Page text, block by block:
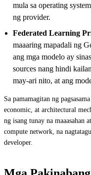
mula sa operating
ng provider.
Federated Learning
maaaring mapadali ng
ang mga modelo ay
sources nang hindi
may-ari nito, at ang
Sa pamamagitan ng
economic, at architectural
ng isang tunay na maaasahan
compute network, na
developer.